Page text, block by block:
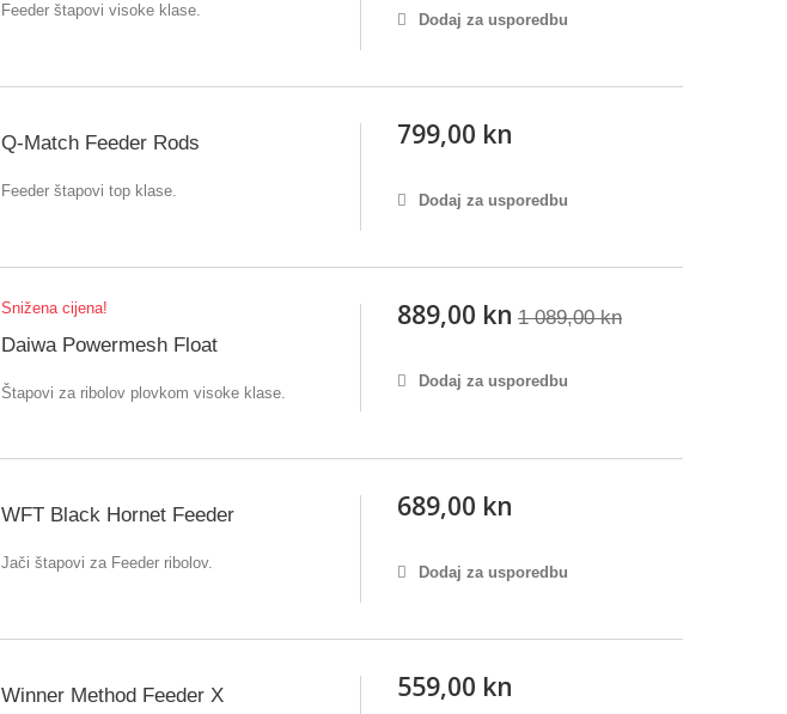
Feeder štapovi visoke klase.
Dodaj za usporedbu
Q-Match Feeder Rods
Feeder štapovi top klase.
799,00 kn
Dodaj za usporedbu
Snižena cijena!
Daiwa Powermesh Float
Štapovi za ribolov plovkom visoke klase.
889,00 kn 1 089,00 kn
Dodaj za usporedbu
WFT Black Hornet Feeder
Jači štapovi za Feeder ribolov.
689,00 kn
Dodaj za usporedbu
Winner Method Feeder X 559,00 kn